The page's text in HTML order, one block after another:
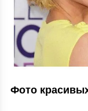
Фото